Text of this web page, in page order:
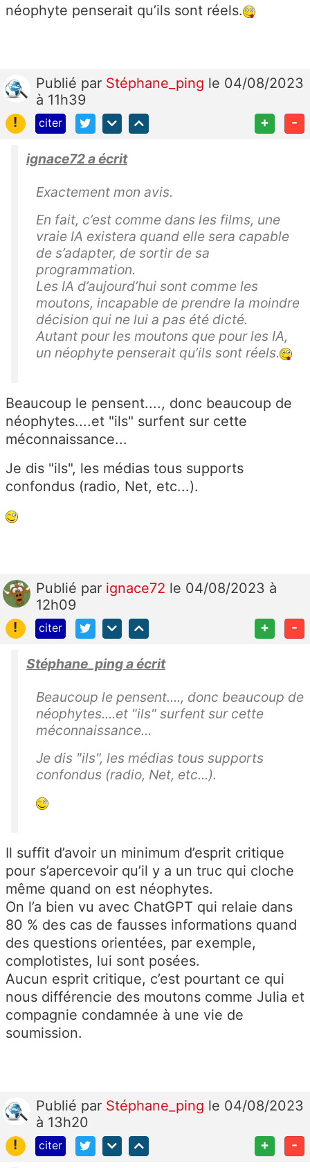
néophyte penserait qu’ils sont réels.
Publié par Stéphane_ping le 04/08/2023
à 11h39
!
citer + -
ignace72 a écrit
Exactement mon avis.
En fait, c’est comme dans les films, une
vraie IA existera quand elle sera capable
de s’adapter, de sortir de sa
programmation.
Les IA d’aujourd’hui sont comme les
moutons, incapable de prendre la moindre
décision qui ne lui a pas été dicté.
Autant pour les moutons que pour les IA,
un néophyte penserait qu’ils sont réels.
Beaucoup le pensent...., donc beaucoup de
néophytes....et "ils" surfent sur cette
méconnaissance...
Je dis "ils", les médias tous supports
confondus (radio, Net, etc...).
Publié par ignace72 le 04/08/2023 à
12h09
!
citer + -
Stéphane_ping a écrit
Beaucoup le pensent...., donc beaucoup de
néophytes....et "ils" surfent sur cette
méconnaissance...
Je dis "ils", les médias tous supports
confondus (radio, Net, etc...).
Il suffit d’avoir un minimum d’esprit critique
pour s’apercevoir qu’il y a un truc qui cloche
même quand on est néophytes.
On l’a bien vu avec ChatGPT qui relaie dans
80 % des cas de fausses informations quand
des questions orientées, par exemple,
complotistes, lui sont posées.
Aucun esprit critique, c’est pourtant ce qui
nous différencie des moutons comme Julia et
compagnie condamnée à une vie de
soumission.
Publié par Stéphane_ping le 04/08/2023
à 13h20
!
citer + -